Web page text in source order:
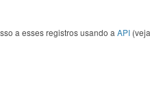
a esses registros usando a API (veja